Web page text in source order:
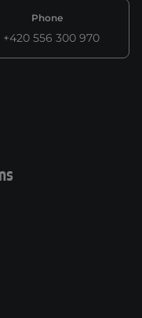
Phone
+420 556 300 970